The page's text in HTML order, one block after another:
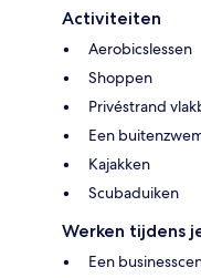
Activiteiten
Aerobicslessen
Shoppen
Privéstrand
Een
Kajakken
Scubaduiken
Werken tijdens
Een